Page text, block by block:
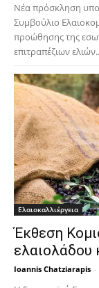
Νέα πρόσκληση
Συμβούλιο
προώθησης της
επιτραπέζιων
Ελαιοκαλλιέργεια
Έκθεση
ελαιολάδου
Ioannis Chatziarapis -